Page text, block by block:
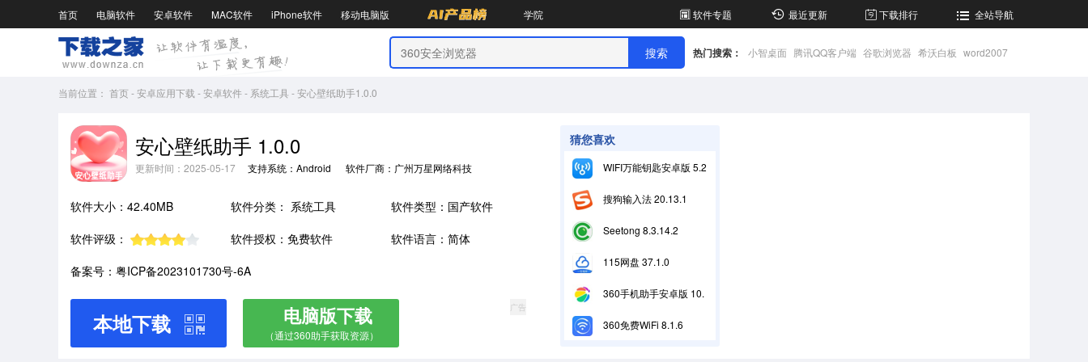
首页 电脑软件 安卓软件 MAC软件 iPhone软件 移动电脑版 学院 软件专题 最近更新 下载排行 全站导航
热门搜索： 小智桌面 腾讯QQ客户端 谷歌浏览器 希沃白板 word2007
当前位置： 首页-安卓应用下载 -安卓软件- 系统工具 -安心壁纸助手1.0.0
安心壁纸助手 1.0.0
更新时间：2025-05-17 支持系统：Android 软件厂商：广州万星网络科技有限公司
软件大小：42.40MB 软件分类： 系统工具
软件类型：国产软件
软件评级：
软件授权：免费软件
软件语言：简体
备案号：粤ICP备2023101730号-6A
本地下载 电脑版下载
（通过360助手获取资源）
广告
猜您喜欢
WIFI万能钥匙安卓版 5.2.26
搜狗输入法 20.13.1
Seetong 8.3.14.2
115网盘 37.1.0
360手机助手安卓版 10.2.2
360免费WiFi 8.1.6